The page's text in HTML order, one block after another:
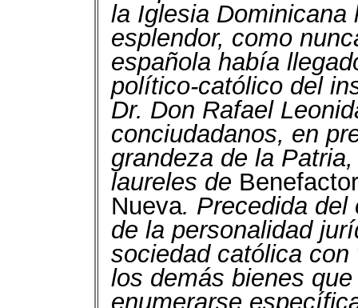
la Iglesia Dominicana
esplendor, como
española había
político-católico del
Dr. Don Rafael
conciudadanos, en
grandeza de la
laureles de
Nueva. Precedida del
de la personalidad
sociedad católica
los demás bienes
enumerarse